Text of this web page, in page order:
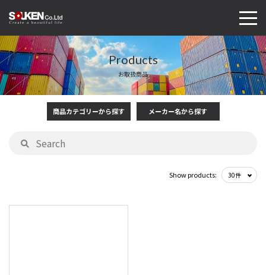
Products
お取扱商品
商品カテゴリーから探す メーカー名から探す
Show products: